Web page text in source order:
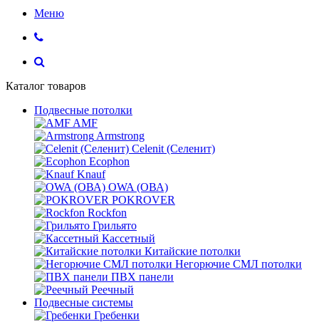
Меню
Каталог товаров
Подвесные потолки
AMF
Armstrong
Celenit (Селенит)
Ecophon
Knauf
OWA (ОВА)
POKROVER
Rockfon
Грильято
Кассетный
Китайские потолки
Негорючие СМЛ потолки
ПВХ панели
Реечный
Подвесные системы
Гребенки